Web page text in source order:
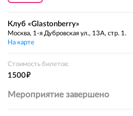
Клуб «Glastonberry»
Москва, 1-я Дубровская ул., 13А, стр. 1.
На карте
Стоимость билетов:
1500е
Мероприятие завершено